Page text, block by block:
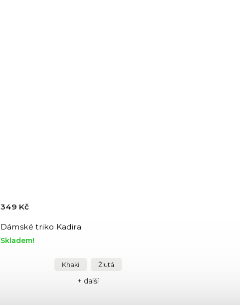
Dámské triko Kadira
Skladem!
349 Kč
Khaki Žlutá
+ další